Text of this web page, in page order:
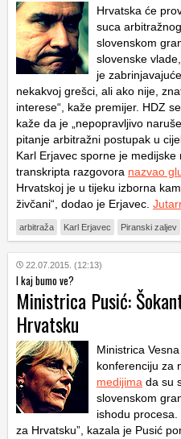
Hrvatska će
suca
slovenskom
slovenske
je
nekakvoj grešci, ali ako nije,
interese“, kaže premijer. HDZ
kaže da je „nepopravljivo
pitanje arbitražni postupak u
Karl Erjavec sporne je
transkripta razgovora nazvao
Hrvatskoj je u tijeku izborna
živčani“, dodao je Erjavec.
arbitraža Karl Erjavec Piranski zaljev
22.07.2015. (12:13)
I kaj bumo ve?
Ministrica Pusić:
Hrvatsku
Ministrica
konferenciju za
medijima da su
slovenskom
ishodu procesa.
za Hrvatsku”, kazala je Pusić